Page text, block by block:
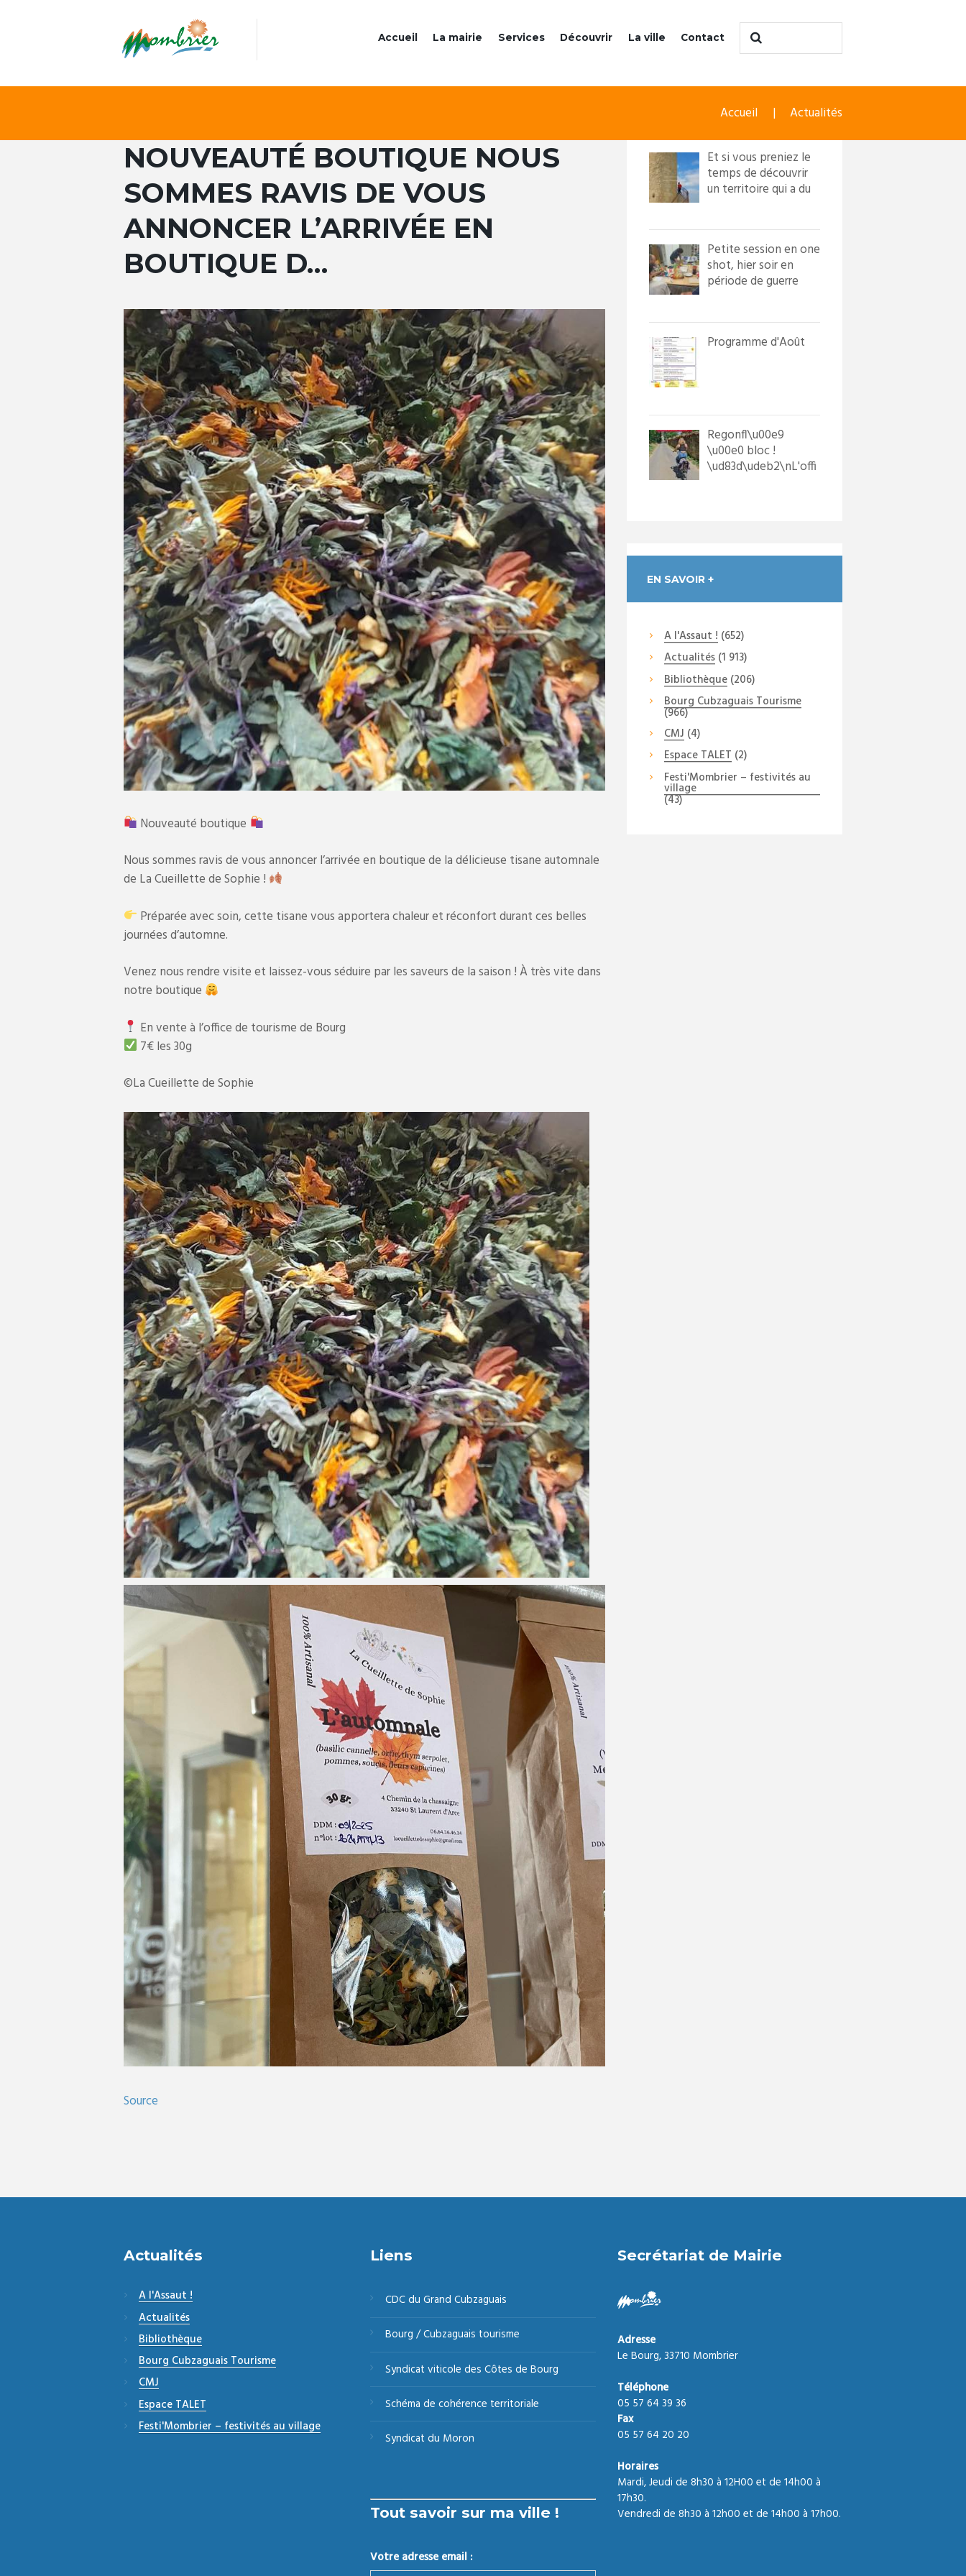
Accueil La mairie Services Découvrir La ville Contact
Accueil Actualités
NOUVEAUTÉ BOUTIQUE NOUS
SOMMES RAVIS DE VOUS
ANNONCER L’ARRIVÉE EN
BOUTIQUE D…
Nouveauté boutique
Nous sommes ravis de vous annoncer l’arrivée en boutique de la délicieuse tisane automnale
de La Cueillette de Sophie !
Préparée avec soin, cette tisane vous apportera chaleur et réconfort durant ces belles
journées d’automne.
Venez nous rendre visite et laissez-vous séduire par les saveurs de la saison ! À très vite dans
notre boutique
En vente à l’office de tourisme de Bourg
7€ les 30g
©La Cueillette de Sophie
Source
Et si vous preniez le
temps de découvrir
un territoire qui a du
Petite session en one
shot, hier soir en
période de guerre
Programme d'Août
Regonfl\u00e9
\u00e0 bloc !
\ud83d\udeb2\nL'offi
EN SAVOIR +
A l'Assaut ! (652)
Actualités(1 913)
Bibliothèque(206)
Bourg Cubzaguais Tourisme
(966)
CMJ (4)
Espace TALET (2)
Festi'Mombrier – festivités au
village
(43)
Actualités
A l'Assaut !
Actualités
Bibliothèque
Bourg Cubzaguais Tourisme
CMJ
Espace TALET
Festi'Mombrier – festivités au village
Liens
CDC du Grand Cubzaguais
Bourg / Cubzaguais tourisme
Syndicat viticole des Côtes de Bourg
Schéma de cohérence territoriale
Syndicat du Moron
Tout savoir sur ma ville !
Votre adresse email :
Secrétariat de Mairie
Adresse
Le Bourg, 33710 Mombrier
Téléphone
05 57 64 39 36
Fax
05 57 64 20 20
Horaires
Mardi, Jeudi de 8h30 à 12H00 et de 14h00 à
17h30.
Vendredi de 8h30 à 12h00 et de 14h00 à 17h00.